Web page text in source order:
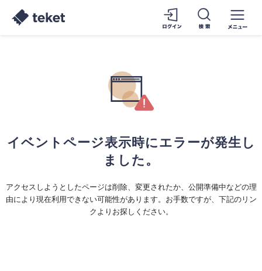
イベントページ表示時にエラーが発生し
ました。
アクセスしようとしたページは削除、変更されたか、公開準備中などの理
由により現在利用できない可能性があります。お手数ですが、下記のリン
クよりお探しください。